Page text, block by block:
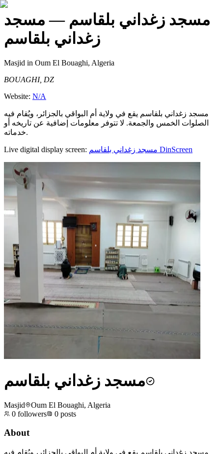
مسجد زغداني بلقاسم — مسجد
زغداني بلقاسم
Masjid in Oum El Bouaghi, Algeria
BOUAGHI, DZ
Website: N/A
مسجد زغداني بلقاسم يقع في ولاية أم البواقي بالجزائر، ويُقام فيه
الصلوات الخمس والجمعة. لا تتوفر معلومات إضافية عن تاريخه أو
خدماته.
Live digital display screen: مسجد زغداني بلقاسم DinScreen
مسجد زغداني بلقاسم
Masjid
Oum El Bouaghi, Algeria
0 followers 0 posts
About